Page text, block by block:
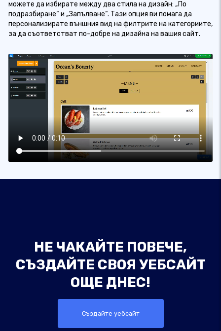
можете да избирате между два стила на дизайн: „По
подразбиране“ и „Запълване“. Тази опция ви помага да
персонализирате външния вид на филтрите на категориите,
за да съответстват по-добре на дизайна на вашия сайт.
НЕ ЧАКАЙТЕ ПОВЕЧЕ,
СЪЗДАЙТЕ СВОЯ УЕБСАЙТ
ОЩЕ ДНЕС!
Създайте уебсайт